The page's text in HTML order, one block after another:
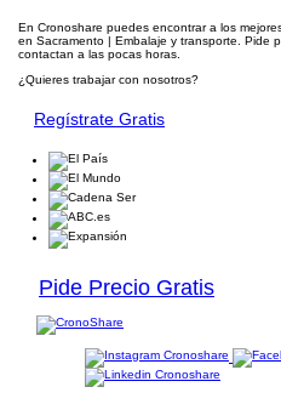
En Cronoshare puedes encontrar a los
en Sacramento | Embalaje y transporte. Pide
contactan a las pocas horas.
¿Quieres trabajar con nosotros?
Regístrate Gratis
Pide Precio Gratis